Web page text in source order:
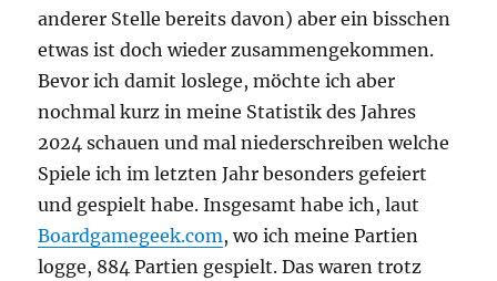
anderer Stelle bereits davon) aber ein bisschen
etwas ist doch wieder zusammengekommen.
Bevor ich damit loslege, möchte ich aber
nochmal kurz in meine Statistik des Jahres
2024 schauen und mal niederschreiben welche
Spiele ich im letzten Jahr besonders gefeiert
und gespielt habe. Insgesamt habe ich, laut
Boardgamegeek.com, wo ich meine Partien
logge, 884 Partien gespielt. Das waren trotz